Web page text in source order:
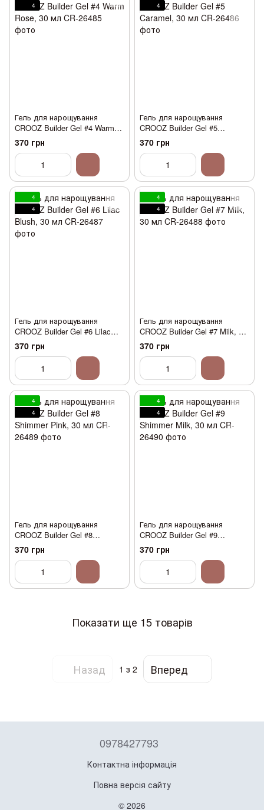
4
Гель для нарощування
CROOZ Builder Gel #4 Warm
Rose, 30 мл
370 грн
4
Гель для нарощування
CROOZ Builder Gel #5
Caramel, 30 мл
370 грн
4
4
Гель для нарощування
CROOZ Builder Gel #6 Lilac
Blush, 30 мл
370 грн
4
4
Гель для нарощування
CROOZ Builder Gel #7 Milk, 30
мл
370 грн
4
4
Гель для нарощування
CROOZ Builder Gel #8
Shimmer Pink, 30 мл
370 грн
4
4
Гель для нарощування
CROOZ Builder Gel #9
Shimmer Milk, 30 мл
370 грн
Показати ще 15 товарів
Назад 1 з 2 Вперед
0978427793
Контактна інформація
Повна версія сайту
© 2026